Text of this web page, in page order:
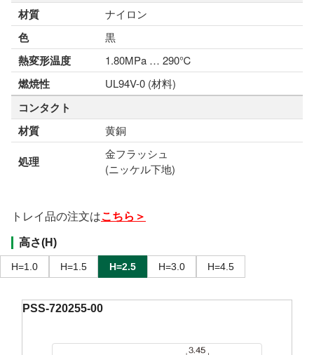
材質
ナイロン
色 黒
熱変形温度 1.80MPa … 290℃
燃焼性 UL94V-0 (材料)
コンタクト
材質
黄銅
処理
金フラッシュ
(ニッケル下地)
トレイ品の注文はこちら＞
高さ(H)
H=1.0 H=1.5 H=2.5 H=3.0 H=4.5
PSS-720255-00